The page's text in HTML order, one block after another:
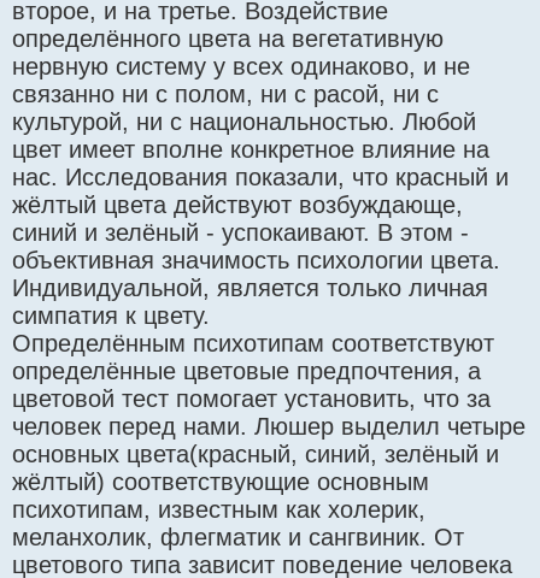
второе, и на третье. Воздействие
определённого цвета на вегетативную
нервную систему у всех одинаково, и не
связанно ни с полом, ни с расой, ни с
культурой, ни с национальностью. Любой
цвет имеет вполне конкретное влияние на
нас. Исследования показали, что красный и
жёлтый цвета действуют возбуждающе,
синий и зелёный - успокаивают. В этом -
объективная значимость психологии цвета.
Индивидуальной, является только личная
симпатия к цвету.
Определённым психотипам соответствуют
определённые цветовые предпочтения, а
цветовой тест помогает установить, что за
человек перед нами. Люшер выделил четыре
основных цвета(красный, синий, зелёный и
жёлтый) соответствующие основным
психотипам, известным как холерик,
меланхолик, флегматик и сангвиник. От
цветового типа зависит поведение человека